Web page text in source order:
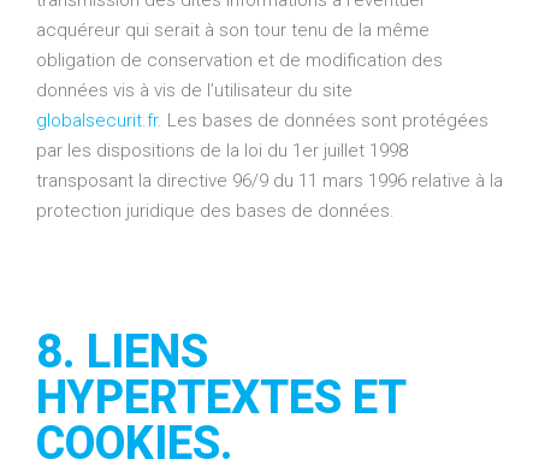
acquéreur qui serait à son tour tenu de la même
obligation de conservation et de modification des
données vis à vis de l’utilisateur du site
globalsecurit.fr. Les bases de données sont protégées
par les dispositions de la loi du 1er juillet 1998
transposant la directive 96/9 du 11 mars 1996 relative à la
protection juridique des bases de données.
8. LIENS
HYPERTEXTES ET
COOKIES.